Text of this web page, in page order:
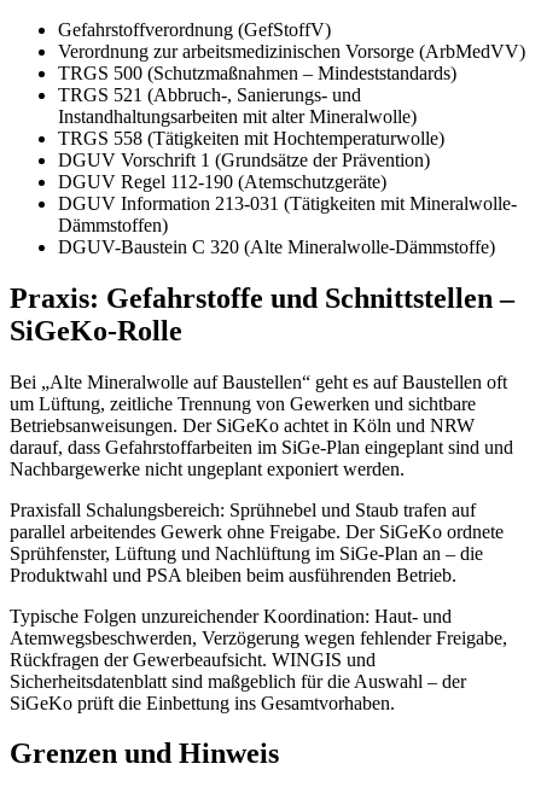
Gefahrstoffverordnung (GefStoffV)
Verordnung zur arbeitsmedizinischen Vorsorge (ArbMedVV)
TRGS 500 (Schutzmaßnahmen – Mindeststandards)
TRGS 521 (Abbruch-, Sanierungs- und
Instandhaltungsarbeiten mit alter Mineralwolle)
TRGS 558 (Tätigkeiten mit Hochtemperaturwolle)
DGUV Vorschrift 1 (Grundsätze der Prävention)
DGUV Regel 112-190 (Atemschutzgeräte)
DGUV Information 213-031 (Tätigkeiten mit Mineralwolle-
Dämmstoffen)
DGUV-Baustein C 320 (Alte Mineralwolle-Dämmstoffe)
Praxis: Gefahrstoffe und Schnittstellen –
SiGeKo-Rolle
Bei „Alte Mineralwolle auf Baustellen“ geht es auf Baustellen oft
um Lüftung, zeitliche Trennung von Gewerken und sichtbare
Betriebsanweisungen. Der SiGeKo achtet in Köln und NRW
darauf, dass Gefahrstoffarbeiten im SiGe-Plan eingeplant sind und
Nachbargewerke nicht ungeplant exponiert werden.
Praxisfall Schalungsbereich: Sprühnebel und Staub trafen auf
parallel arbeitendes Gewerk ohne Freigabe. Der SiGeKo ordnete
Sprühfenster, Lüftung und Nachlüftung im SiGe-Plan an – die
Produktwahl und PSA bleiben beim ausführenden Betrieb.
Typische Folgen unzureichender Koordination: Haut- und
Atemwegsbeschwerden, Verzögerung wegen fehlender Freigabe,
Rückfragen der Gewerbeaufsicht. WINGIS und
Sicherheitsdatenblatt sind maßgeblich für die Auswahl – der
SiGeKo prüft die Einbettung ins Gesamtvorhaben.
Grenzen und Hinweis